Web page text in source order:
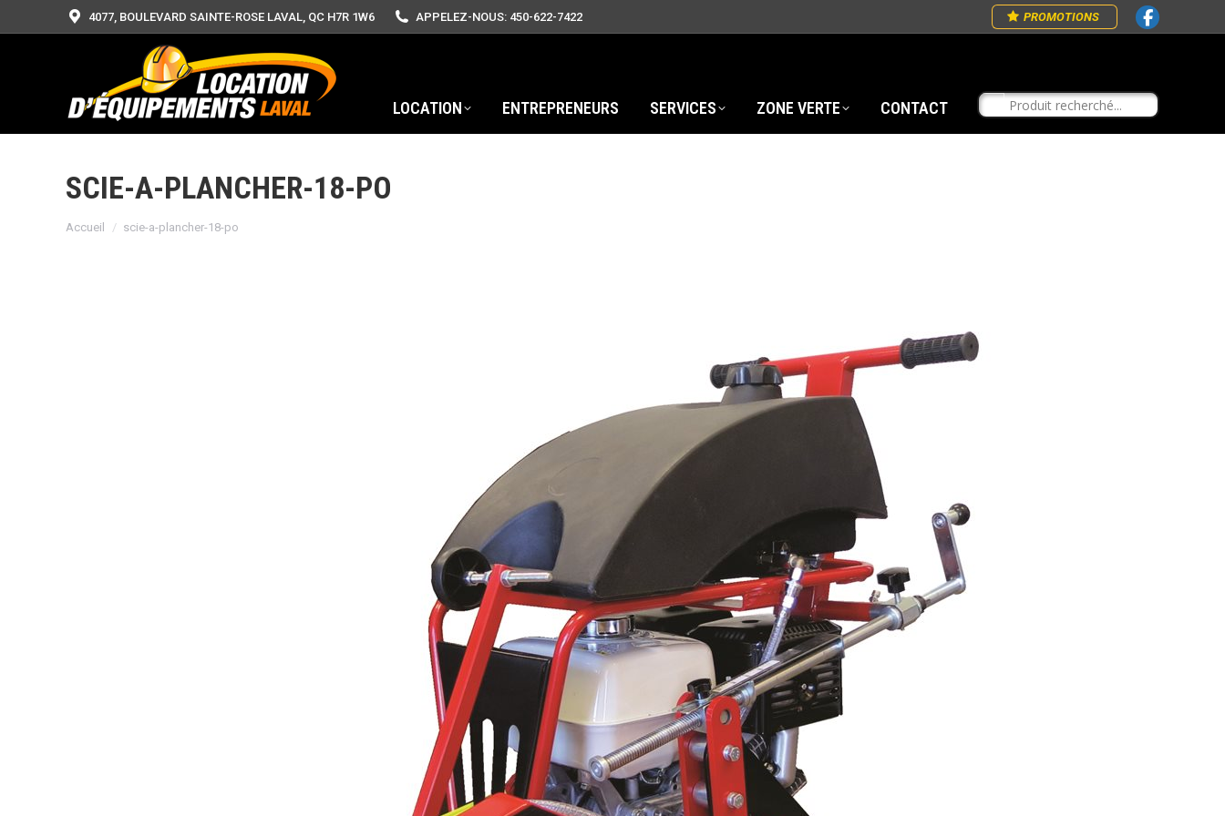
4077, BOULEVARD SAINTE-ROSE LAVAL, QC H7R 1W6 APPELEZ-NOUS: 450-622-7422 PROMOTIONS
LOCATION ENTREPRENEURS SERVICES ZONE VERTE CONTACT
SCIE-A-PLANCHER-18-PO
Vous êtes ici :
Accueil scie-a-plancher-18-po